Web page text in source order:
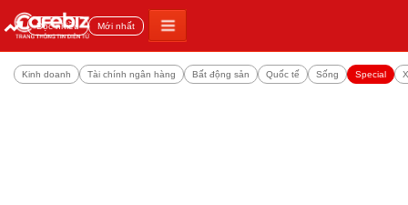
Đọc nhiều Mới nhất
Kinh doanh Tài chính ngân hàng Bất động sản Quốc tế Sống Special